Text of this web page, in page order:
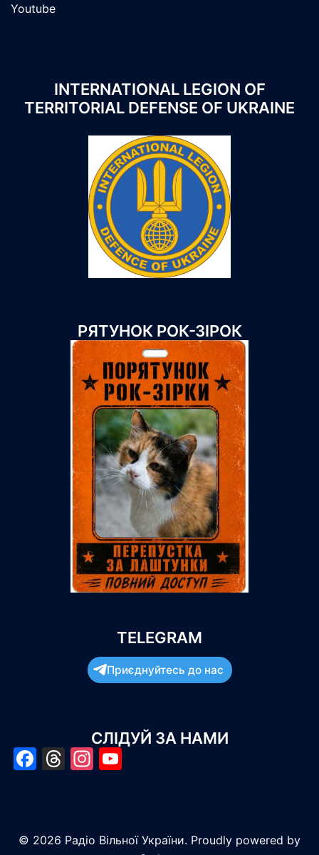
Youtube
INTERNATIONAL LEGION OF
TERRITORIAL DEFENSE OF UKRAINE
РЯТУНОК РОК-ЗІРОК
TELEGRAM
Приєднуйтесь до нас
СЛІДУЙ ЗА НАМИ
Facebook
Threads
Instagram
© 2026 Радіо Вільної України. Proudly powered by